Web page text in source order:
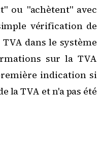
ou "achètent" avec
vérification de
dans le système
sur la TVA
indication si
la TVA et n'a pas été